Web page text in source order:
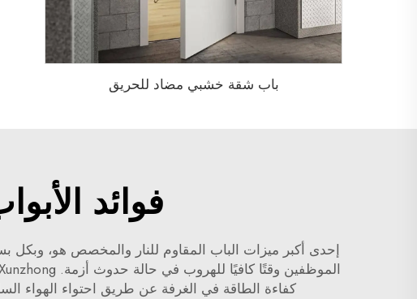
باب شقة خشبي مضاد للحريق
فوائد
إحدى أكبر ميزات الباب المقاوم للنار والمخصص هو، وبكل
الموظفين وقتًا كافيًا للهروب في حالة حدوث أزمة. Xunzhong
كفاءة الطاقة في الغرفة عن طريق احتواء الهواء